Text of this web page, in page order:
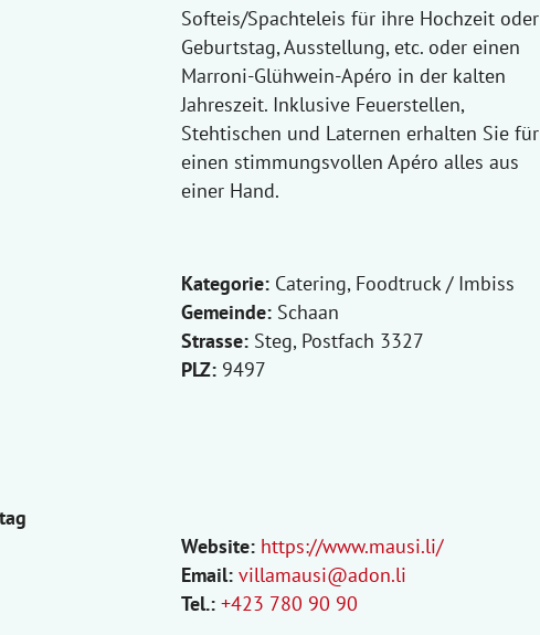
Softeis/Spachteleis für ihre Hochzeit oder
Geburtstag, Ausstellung, etc. oder einen
Marroni-Glühwein-Apéro in der kalten
Jahreszeit. Inklusive Feuerstellen,
Stehtischen und Laternen erhalten Sie für
einen stimmungsvollen Apéro alles aus
einer Hand.
Kategorie:Catering, Foodtruck / Imbiss
Gemeinde:Schaan
Strasse:Steg, Postfach 3327
PLZ:9497
Website:https://www.mausi.li/
Email: villamausi@adon.li
Tel.:+423 780 90 90